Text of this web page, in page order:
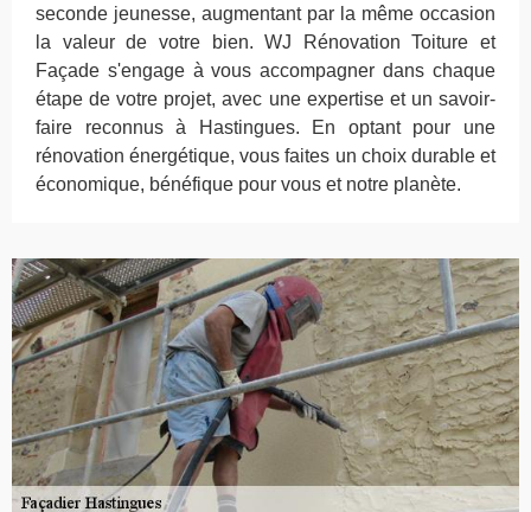
seconde jeunesse, augmentant par la même occasion
la valeur de votre bien. WJ Rénovation Toiture et
Façade s'engage à vous accompagner dans chaque
étape de votre projet, avec une expertise et un savoir-
faire reconnus à Hastingues. En optant pour une
rénovation énergétique, vous faites un choix durable et
économique, bénéfique pour vous et notre planète.